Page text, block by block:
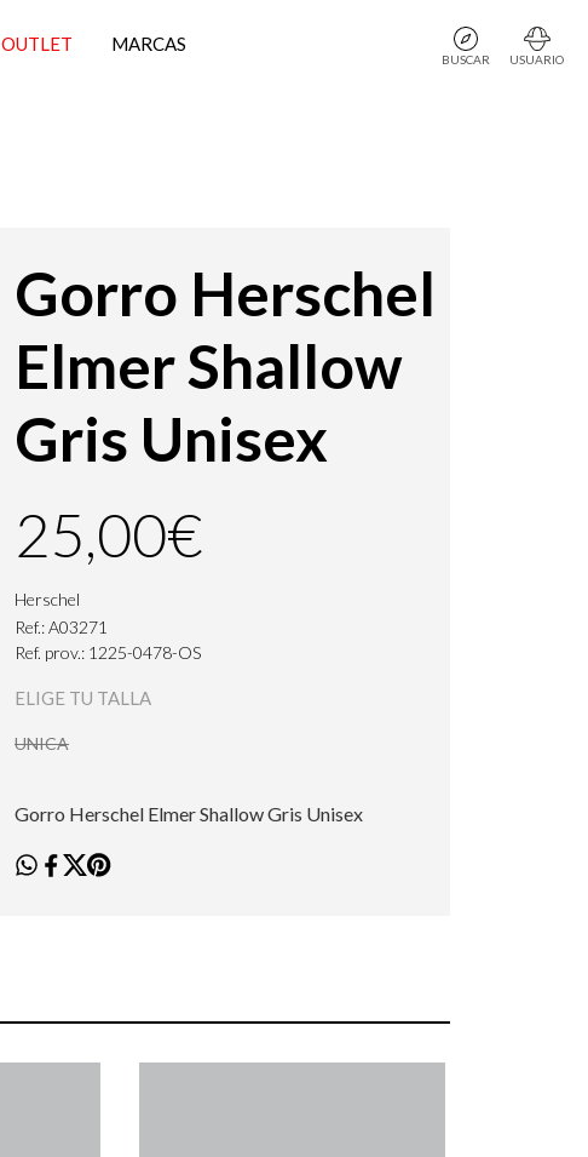
OUTLET MARCAS
BUSCAR USUARIO
Gorro Herschel
Elmer Shallow
Gris Unisex
25,00€
Herschel
Ref.: A03271
Ref. prov.: 1225-0478-OS
ELIGE TU TALLA
UNICA
Gorro Herschel Elmer Shallow Gris Unisex